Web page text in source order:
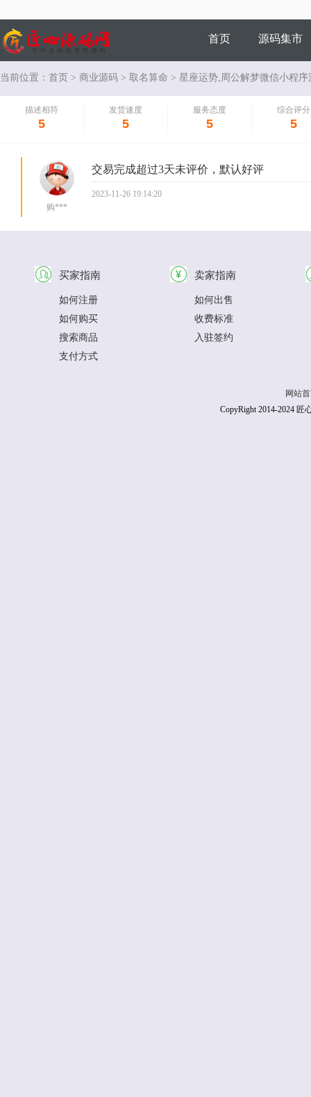
首页 源码集市
商家风采
当前位置： 首页 > 商业源码 > 取名算命 > 星座运势,周公解梦微信小程序
描述相符
5
发货速度
5
服务态度
5
综合评分
5
购***
交易完成超过3天未评价，默认好评
2023-11-26 19:14:20
买家指南
如何注册
如何购买
搜索商品
支付方式
卖家指南
如何出售
收费标准
入驻签约
网站
CopyRight 2014-2024